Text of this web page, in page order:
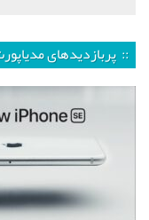
:: پربازدیدهای مدیاپورت